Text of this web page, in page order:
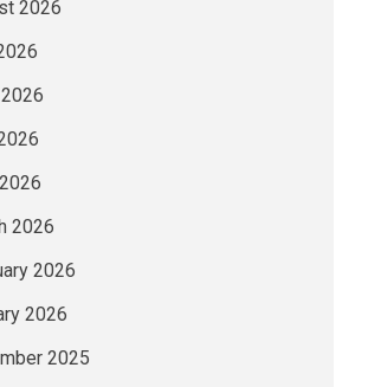
2026
2026
2026
2026
2025